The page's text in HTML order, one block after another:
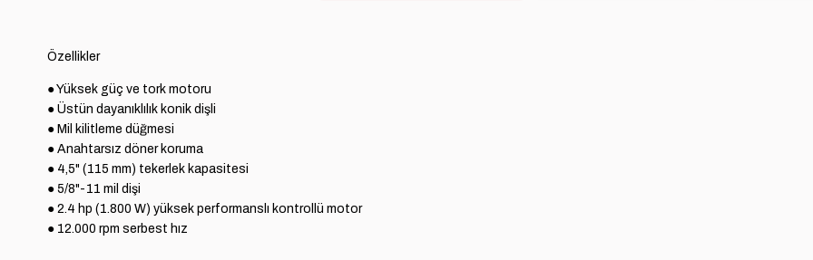
Özellikler
● Yüksek güç ve tork motoru
● Üstün dayanıklılık konik dişli
● Mil kilitleme düğmesi
● Anahtarsız döner koruma
● 4,5" (115 mm) tekerlek kapasitesi
● 5/8"-11 mil dişi
● 2.4 hp (1.800 W) yüksek performanslı kontrollü motor
● 12.000 rpm serbest hız